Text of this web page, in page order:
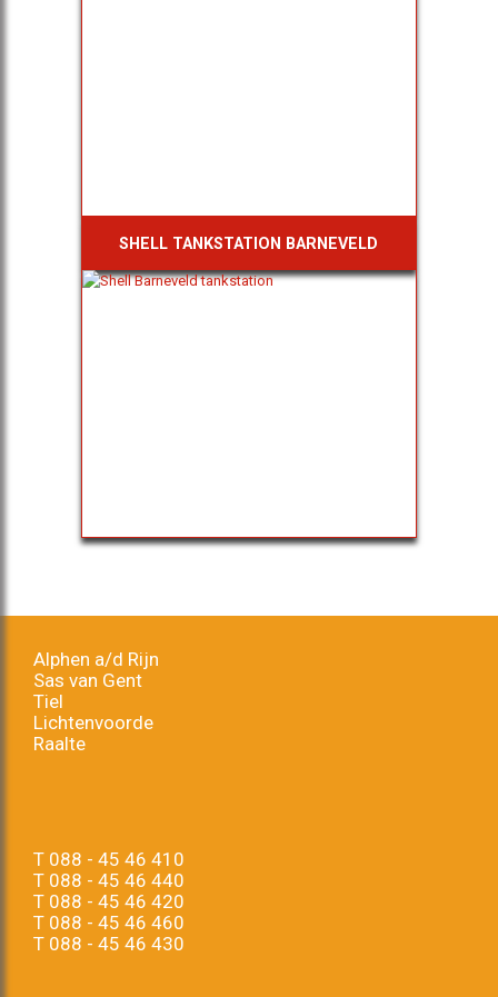
SHELL TANKSTATION BARNEVELD
Alphen a/d Rijn
Sas van Gent
Tiel
Lichtenvoorde
Raalte
T 088 - 45 46 410
T 088 - 45 46 440
T 088 - 45 46 420
T 088 - 45 46 460
T 088 - 45 46 430